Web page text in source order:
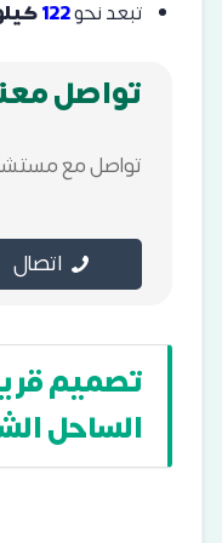
تبعد نحو122
تواصل
تواصل مع
اتصال
الساحل